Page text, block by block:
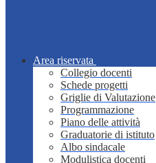
Area riservata
Collegio docenti
Schede progetti
Griglie di Valutazione
Programmazione
Piano delle attività
Graduatorie di istituto
Albo sindacale
Modulistica docenti